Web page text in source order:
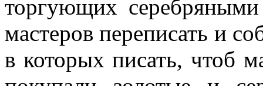
торгующих
мастеров переписать и
в которых писать, чтоб